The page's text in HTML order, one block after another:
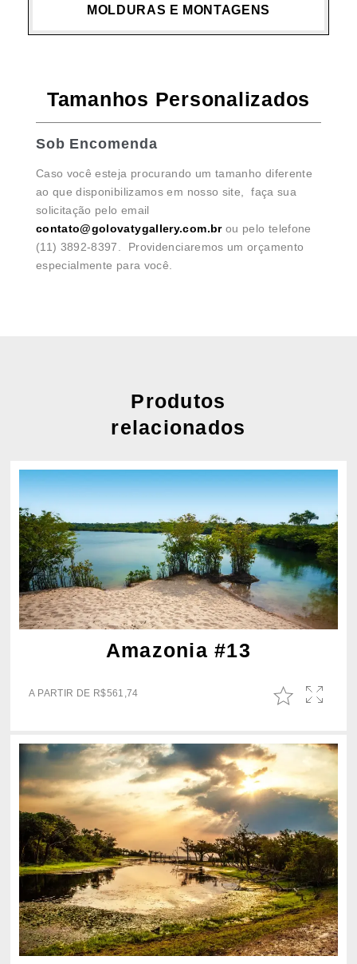
MOLDURAS E MONTAGENS
Tamanhos Personalizados
Sob Encomenda
Caso você esteja procurando um tamanho diferente
ao que disponibilizamos em nosso site, faça sua
solicitação pelo email
contato@golovatygallery.com.brou pelo telefone
(11) 3892-8397. Providenciaremos um orçamento
especialmente para você.
Produtos
relacionados
Amazonia #13
A PARTIR DE R$561,74